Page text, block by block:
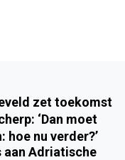
zet toekomst
‘Dan moet
hoe nu verder?’
aan Adriatische